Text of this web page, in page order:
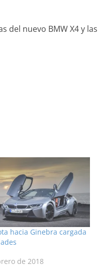
del nuevo BMW X4 y
hacia Ginebra cargada
de 2018